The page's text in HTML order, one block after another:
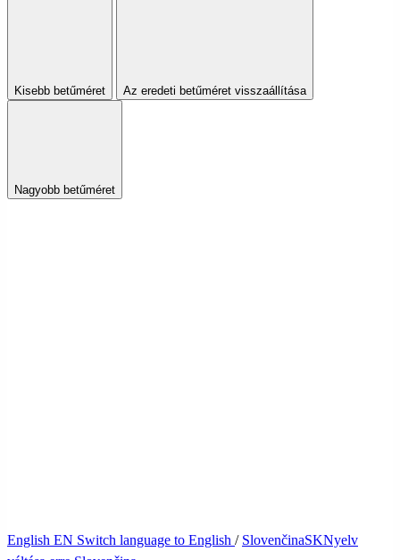
Kisebb betűméret Az eredeti betűméret visszaállítása
Nagyobb betűméret
English EN Switch language to English / SlovenčinaSKNyelv